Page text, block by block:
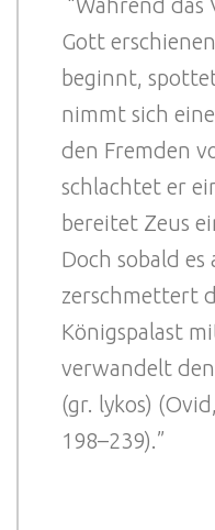
Gott
beginnt,
nimmt sich
den Fremden
schlachtet er
bereitet Zeus
Doch sobald
zerschmettert
Königspalast
verwandelt
(gr. lykos)
198–239).”